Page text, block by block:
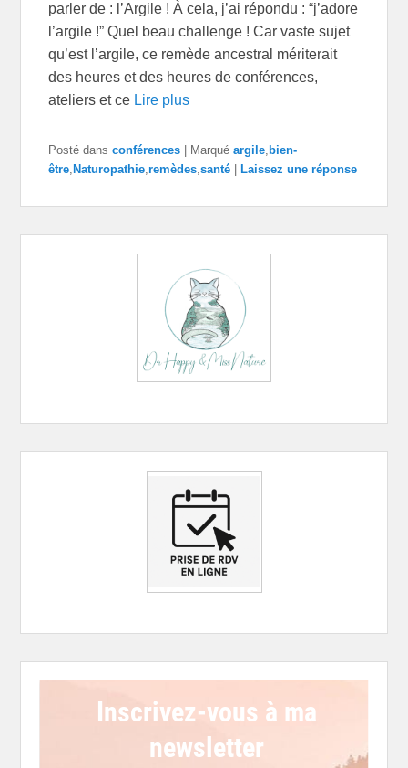
parler de : l’Argile ! À cela, j’ai répondu : “j’adore
l’argile !” Quel beau challenge ! Car vaste sujet
qu’est l’argile, ce remède ancestral mériterait
des heures et des heures de conférences,
ateliers et ce Lire plus
Posté dans conférences Marqué argile, bien-
être, Naturopathie,remèdes,santé Laissez une réponse